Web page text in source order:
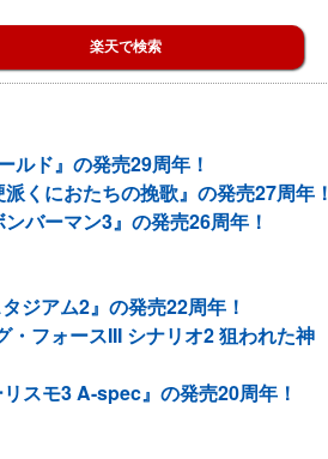
楽天で検索
ルド』の発売29周年！
くにおたちの挽歌』の発売27周年！
バーマン3』の発売26周年！
ジアム2』の発売22周年！
・フォースIII シナリオ2 狙われた神
スモ3 A-spec』の発売20周年！